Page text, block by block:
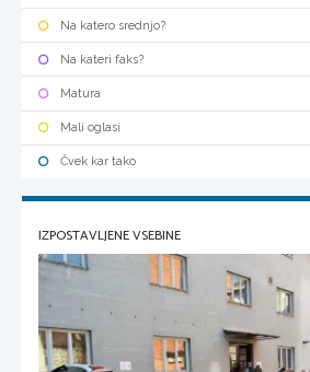
Na katero srednjo?
Na kateri faks?
Matura
Mali oglasi
Čvek kar tako
IZPOSTAVLJENE VSEBINE